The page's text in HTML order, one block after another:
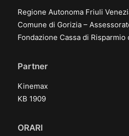
Regione Autonoma Friuli
Comune di Gorizia –
Fondazione Cassa di Risparmio
Partner
Kinemax
KB 1909
ORARI